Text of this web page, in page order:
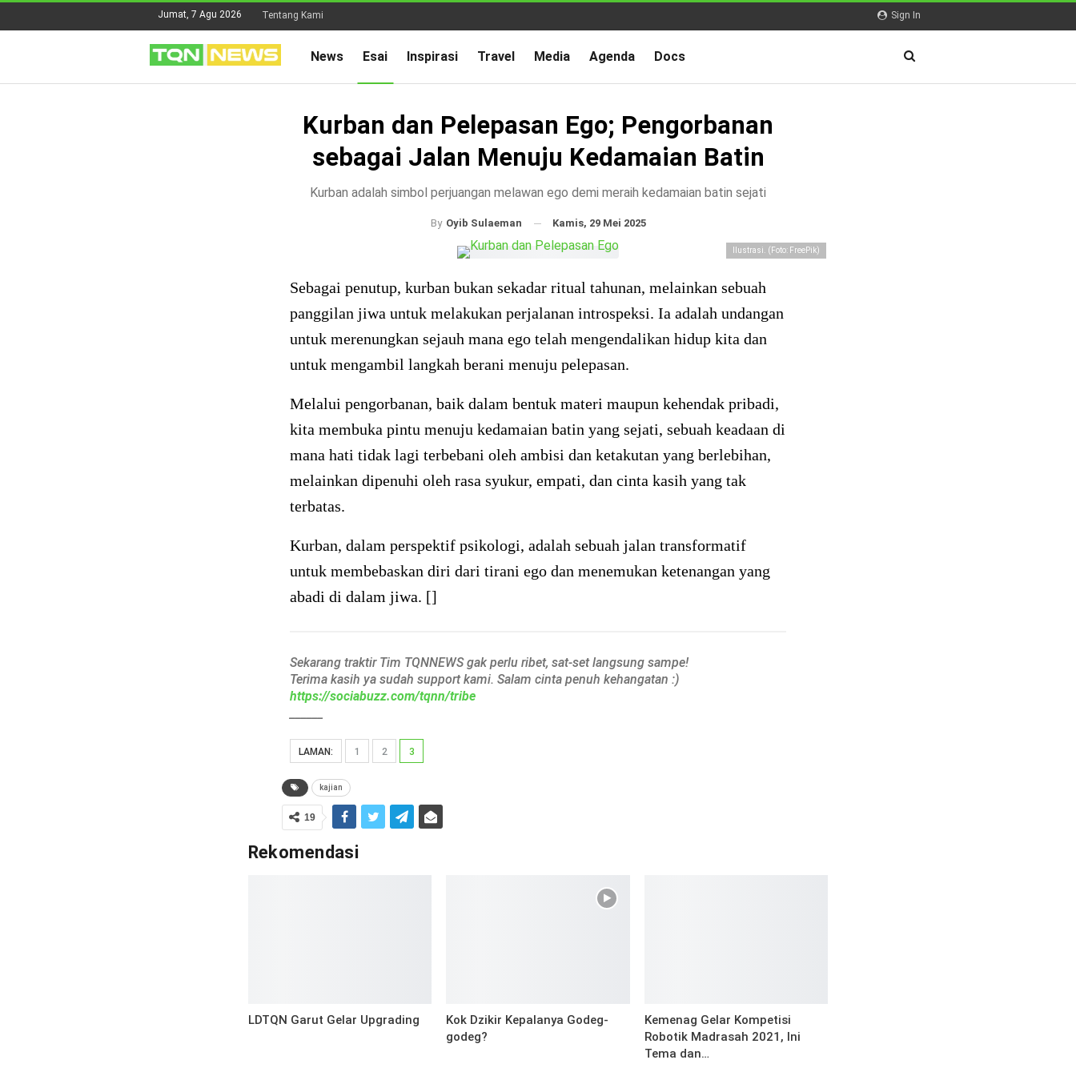
Sign In
Jumat, 7 Agu 2026 Tentang Kami
News Esai Inspirasi Travel Media Agenda Docs
Kurban dan Pelepasan Ego; Pengorbanan
sebagai Jalan Menuju Kedamaian Batin
Kurban adalah simbol perjuangan melawan ego demi meraih kedamaian batin sejati
By Oyib Sulaeman Kamis, 29 Mei 2025
Ilustrasi. (Foto: FreePik)
Sebagai penutup, kurban bukan sekadar ritual tahunan, melainkan sebuah
panggilan jiwa untuk melakukan perjalanan introspeksi. Ia adalah undangan
untuk merenungkan sejauh mana ego telah mengendalikan hidup kita dan
untuk mengambil langkah berani menuju pelepasan.
Melalui pengorbanan, baik dalam bentuk materi maupun kehendak pribadi,
kita membuka pintu menuju kedamaian batin yang sejati, sebuah keadaan di
mana hati tidak lagi terbebani oleh ambisi dan ketakutan yang berlebihan,
melainkan dipenuhi oleh rasa syukur, empati, dan cinta kasih yang tak
terbatas.
Kurban, dalam perspektif psikologi, adalah sebuah jalan transformatif
untuk membebaskan diri dari tirani ego dan menemukan ketenangan yang
abadi di dalam jiwa. []
Sekarang traktir Tim TQNNEWS gak perlu ribet, sat-set langsung sampe!
Terima kasih ya sudah support kami. Salam cinta penuh kehangatan :)
https://sociabuzz.com/tqnn/tribe
LAMAN: 1 2 3
kajian
19
Rekomendasi
LDTQN Garut Gelar Upgrading
Kok Dzikir Kepalanya Godeg-
godeg?
Kemenag Gelar Kompetisi
Robotik Madrasah 2021, Ini
Tema dan…